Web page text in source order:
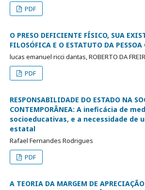
PDF
O PRESO DEFICIENTE FÍSICO, SUA
FILOSÓFICA E O ESTATUTO DA
lucas emanuel ricci dantas, ROBERTO DA
PDF
RESPONSABILIDADE DO ESTADO NA
CONTEMPORÂNEA: A ineficácia de
socioeducativas, e a necessidade de
estatal
Rafael Fernandes Rodrigues
PDF
A TEORIA DA MARGEM DE